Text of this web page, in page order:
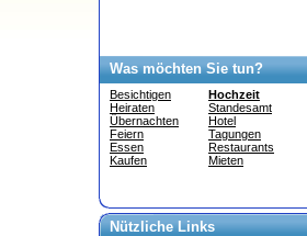
Was möchten Sie tun?
Besichtigen
Heiraten
Übernachten
Feiern
Essen
Kaufen
Hochzeit
Standesamt
Hotel
Tagungen
Restaurants
Mieten
Nützliche Links